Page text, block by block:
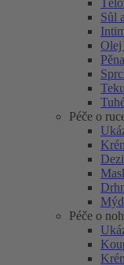
Sůl
Olej
Péče o
Péče o